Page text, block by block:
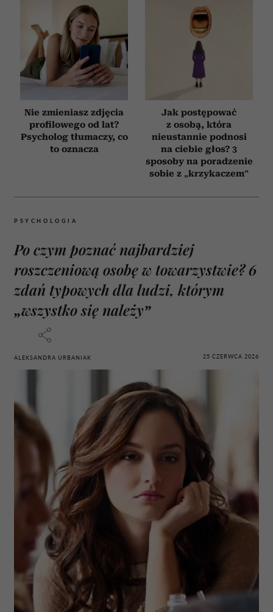
Nie zmieniasz zdjęcia
profilowego od lat?
Psycholog tłumaczy, co
to oznacza
Jak postępować
z osobą, która
nieustannie podnosi
na ciebie głos? 3
sposoby na poradzenie
sobie z „krzykaczem”
PSYCHOLOGIA
Po czym poznać najbardziej
roszczeniową osobę w towarzystwie? 6
zdań typowych dla ludzi, którym
„wszystko się należy”
ALEKSANDRA URBANIAK 25 CZERWCA 2026